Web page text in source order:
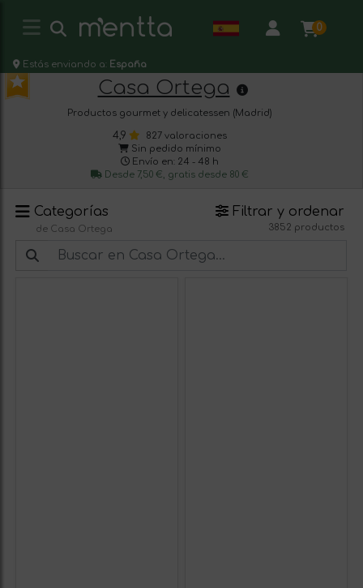
0
Estás enviando a: España
Casa Ortega
Productos gourmet y delicatessen (Madrid)
4,9
827 valoraciones
Sin pedido mínimo
Envío en: 24 - 48 h
Desde 7,50 €, gratis desde 80 €
Categorías
de Casa Ortega
Filtrar y ordenar
3852 productos